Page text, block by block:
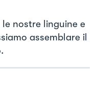
nostre linguine e
assemblare il